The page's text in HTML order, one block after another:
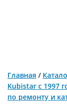
Главная /
Kubistar с 1997
по ремонту и